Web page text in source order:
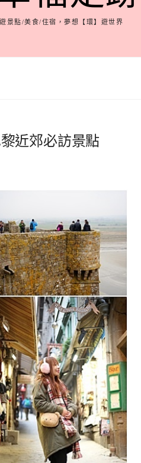
景點/美食/住宿，夢想【環】遊世界
近郊必訪景點